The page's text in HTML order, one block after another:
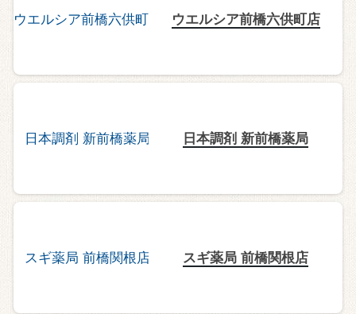
ウエルシア前橋六供町店
日本調剤 新前橋薬局
スギ薬局 前橋関根店